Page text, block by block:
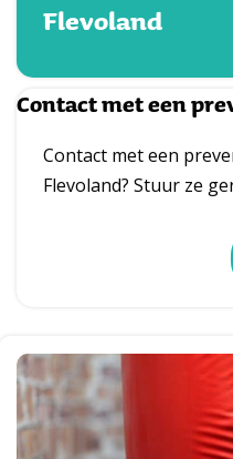
Flevoland
Contact met een
Contact met een
Flevoland? Stuur ze